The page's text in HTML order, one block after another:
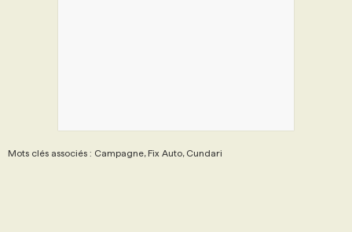
Mots clés associés : Campagne, Fix Auto, Cundari